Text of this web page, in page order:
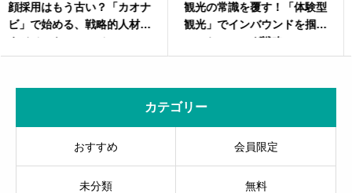
観光の常識を覆す！「体験型
観光」でインバウンドを掴む
マーケティング戦略
参政党の“コツコツ戦略”が民
意を動かす理由とは？ 〜生
成AIが読み解く、新時代の政
治マーケティング〜
カテゴリー
おすすめ 会員限定
未分類 無料